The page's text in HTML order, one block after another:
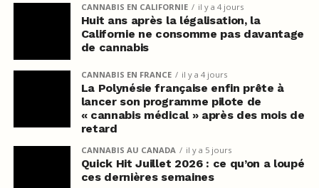
CANNABIS EN CALIFORNIE il y a 4 jours
Huit ans après la légalisation, la
Californie ne consomme pas davantage
de cannabis
CANNABIS EN FRANCE il y a 4 jours
La Polynésie française enfin prête à
lancer son programme pilote de
« cannabis médical » après des mois de
retard
CANNABIS AU CANADA il y a 5 jours
Quick Hit Juillet 2026 : ce qu’on a loupé
ces dernières semaines